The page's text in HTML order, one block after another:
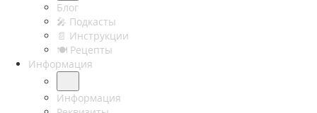
Блог
🎤︎︎ Подкасты
📄 Инструкции
🍽 Рецепты
Информация
Информация